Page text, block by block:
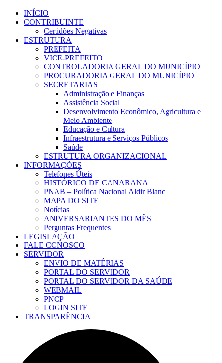
INÍCIO
CONTRIBUINTE
Certidões Negativas
ESTRUTURA
PREFEITA
VICE-PREFEITO
CONTROLADORIA GERAL DO MUNICÍPIO
PROCURADORIA GERAL DO MUNICÍPIO
SECRETARIAS
Administração e Finanças
Assistência Social
Desenvolvimento Econômico, Agricultura e
Meio Ambiente
Educação e Cultura
Infraestrutura e Serviços Públicos
Saúde
ESTRUTURA ORGANIZACIONAL
INFORMAÇÕES
Telefones Úteis
HISTÓRICO DE CANARANA
PNAB – Política Nacional Aldir Blanc
MAPA DO SITE
Notícias
ANIVERSARIANTES DO MÊS
Perguntas Frequentes
LEGISLAÇÃO
FALE CONOSCO
SERVIDOR
ENVIO DE MATÉRIAS
PORTAL DO SERVIDOR
PORTAL DO SERVIDOR DA SAÚDE
WEBMAIL
PNCP
LOGIN SITE
TRANSPARÊNCIA